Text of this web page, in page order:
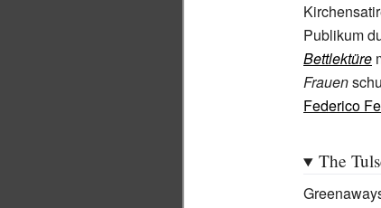
Publikum
Bettlektüre
Frauen
Federico
The